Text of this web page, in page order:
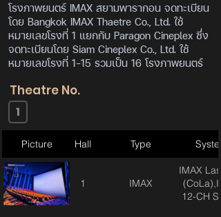
โรงภาพยนตร์ IMAX สยามพารากอน จดทะเบียน
โดย Bangkok IMAX Thaetre Co., Ltd. ใช้
หมายเลขโรงที่ 1 แยกกับ Paragon Cineplex ซึ่ง
จดทะเบียนโดย Siam Cineplex Co., Ltd. ใช้
หมายเลขโรงที่ 1-15 รวมเป็น 16 โรงภาพยนตร์
Theatre No.
1
Picture Hall Type System
1 IMAX
IMAX
12-CH